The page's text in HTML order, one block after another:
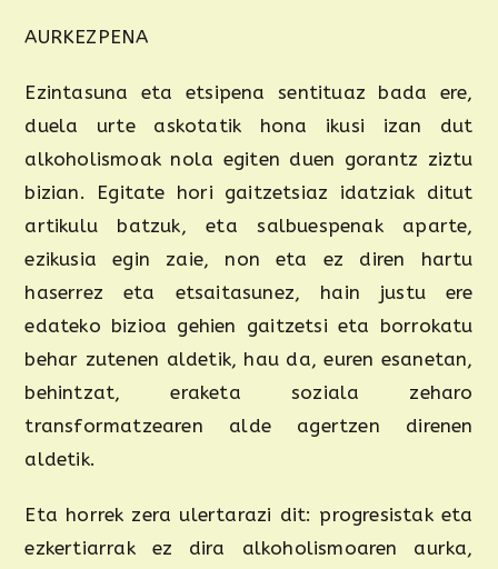
AURKEZPENA
Ezintasuna eta etsipena sentituaz bada ere,
duela urte askotatik hona ikusi izan dut
alkoholismoak nola egiten duen gorantz ziztu
bizian. Egitate hori gaitzetsiaz idatziak ditut
artikulu batzuk, eta salbuespenak aparte,
ezikusia egin zaie, non eta ez diren hartu
haserrez eta etsaitasunez, hain justu ere
edateko bizioa gehien gaitzetsi eta borrokatu
behar zutenen aldetik, hau da, euren esanetan,
behintzat, eraketa soziala zeharo
transformatzearen alde agertzen direnen
aldetik.
Eta horrek zera ulertarazi dit: progresistak eta
ezkertiarrak ez dira alkoholismoaren aurka,